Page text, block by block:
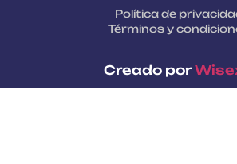
Política de
Términos y
Creado por